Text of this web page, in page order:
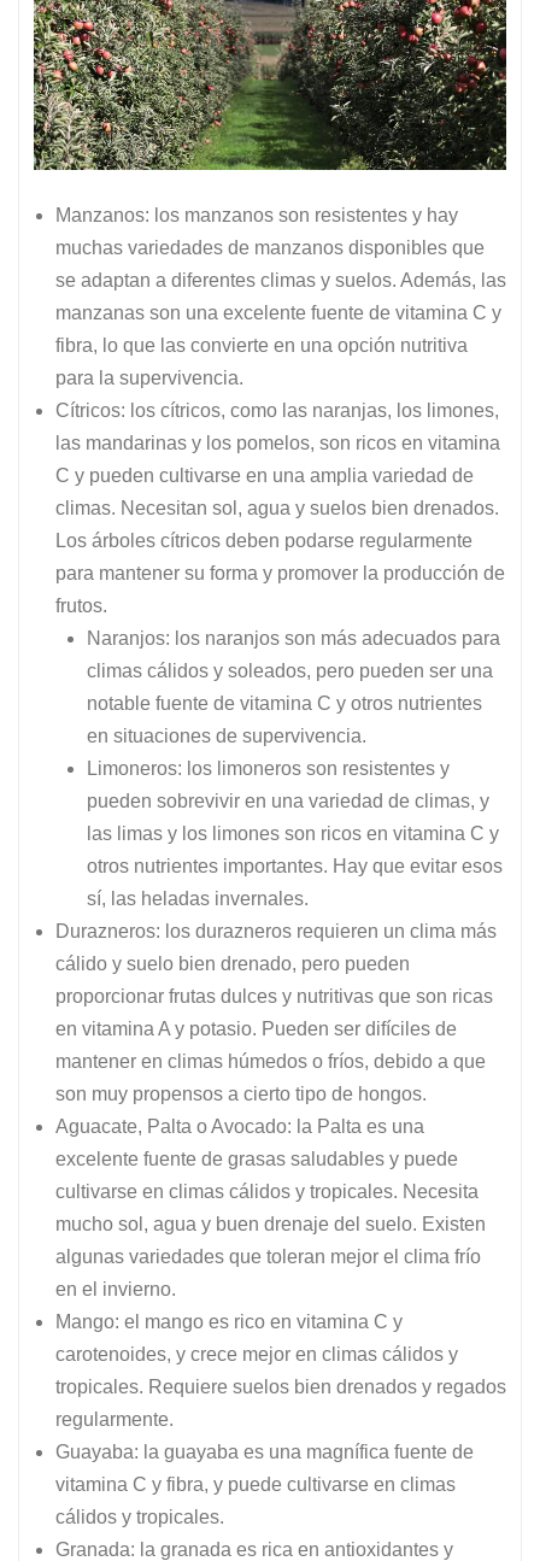
Manzanos: los manzanos son resistentes y hay
muchas variedades de manzanos disponibles que
se adaptan a diferentes climas y suelos. Además, las
manzanas son una excelente fuente de vitamina C y
fibra, lo que las convierte en una opción nutritiva
para la supervivencia.
Cítricos: los cítricos, como las naranjas, los limones,
las mandarinas y los pomelos, son ricos en vitamina
C y pueden cultivarse en una amplia variedad de
climas. Necesitan sol, agua y suelos bien drenados.
Los árboles cítricos deben podarse regularmente
para mantener su forma y promover la producción de
frutos.
Naranjos: los naranjos son más adecuados para
climas cálidos y soleados, pero pueden ser una
notable fuente de vitamina C y otros nutrientes
en situaciones de supervivencia.
Limoneros: los limoneros son resistentes y
pueden sobrevivir en una variedad de climas, y
las limas y los limones son ricos en vitamina C y
otros nutrientes importantes. Hay que evitar esos
sí, las heladas invernales.
Durazneros: los durazneros requieren un clima más
cálido y suelo bien drenado, pero pueden
proporcionar frutas dulces y nutritivas que son ricas
en vitamina A y potasio. Pueden ser difíciles de
mantener en climas húmedos o fríos, debido a que
son muy propensos a cierto tipo de hongos.
Aguacate, Palta o Avocado: la Palta es una
excelente fuente de grasas saludables y puede
cultivarse en climas cálidos y tropicales. Necesita
mucho sol, agua y buen drenaje del suelo. Existen
algunas variedades que toleran mejor el clima frío
en el invierno.
Mango: el mango es rico en vitamina C y
carotenoides, y crece mejor en climas cálidos y
tropicales. Requiere suelos bien drenados y regados
regularmente.
Guayaba: la guayaba es una magnífica fuente de
vitamina C y fibra, y puede cultivarse en climas
cálidos y tropicales.
Granada: la granada es rica en antioxidantes y